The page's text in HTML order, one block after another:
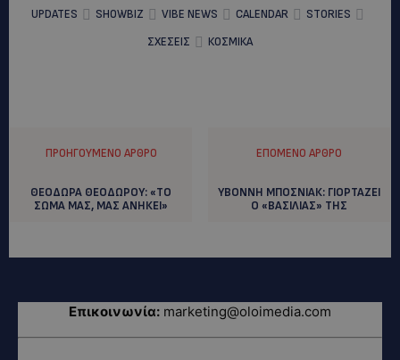
UPDATES SHOWBIZ VIBE NEWS CALENDAR
STORIES
ΣΧΕΣΕΙΣ
ΚΟΣΜΙΚΑ
ΠΡΟΗΓΟΎΜΕΝΟ ΆΡΘΡΟ
ΘΕΟΔΩΡΑ ΘΕΟΔΩΡΟΥ: «ΤΟ
ΣΩΜΑ ΜΑΣ, ΜΑΣ ΑΝΗΚΕΙ»
ΕΠΌΜΕΝΟ ΆΡΘΡΟ
ΥΒΟΝΝΗ ΜΠΟΣΝΙΑΚ: ΓΙΟΡΤΑΖΕΙ
Ο «ΒΑΣΙΛΙΑΣ» ΤΗΣ
Επικοινωνία: marketing@oloimedia.com